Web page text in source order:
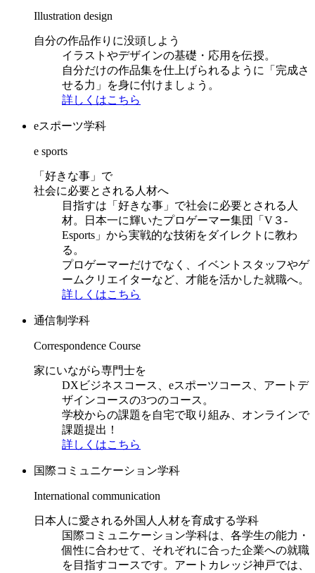
Illustration design
自分の作品作りに没頭しよう
イラストやデザインの基礎・応用を伝授。
自分だけの作品集を仕上げられるように「完成さ
せる力」を身に付けましょう。
詳しくはこちら
eスポーツ学科
e sports
「好きな事」で
社会に必要とされる人材へ
目指すは「好きな事」で社会に必要とされる人
材。日本一に輝いたプロゲーマー集団「V３-
Esports」から実戦的な技術をダイレクトに教わ
る。
プロゲーマーだけでなく、イベントスタッフやゲ
ームクリエイターなど、才能を活かした就職へ。
詳しくはこちら
通信制学科
Correspondence Course
家にいながら専門士を
DXビジネスコース、eスポーツコース、アートデ
ザインコースの3つのコース。
学校からの課題を自宅で取り組み、オンラインで
課題提出！
詳しくはこちら
国際コミュニケーション学科
International communication
日本人に愛される外国人人材を育成する学科
国際コミュニケーション学科は、各学生の能力・
個性に合わせて、それぞれに合った企業への就職
を目指すコースです。アートカレッジ神戸では、